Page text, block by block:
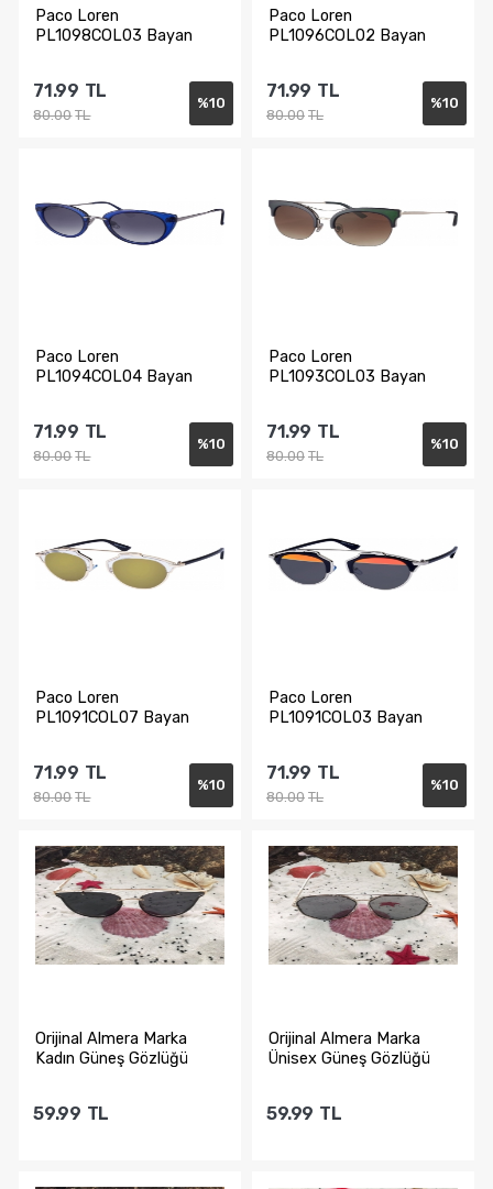
Paco Loren
PL1098COL03 Bayan
%10
71.99 TL
80.00 TL
Paco Loren
PL1096COL02 Bayan
%10
71.99 TL
80.00 TL
Paco Loren
PL1094COL04 Bayan
%10
71.99 TL
80.00 TL
Paco Loren
PL1093COL03 Bayan
%10
71.99 TL
80.00 TL
Paco Loren
PL1091COL07 Bayan
%10
71.99 TL
80.00 TL
Sepete Ekle
Paco Loren
PL1091COL03 Bayan
%10
71.99 TL
80.00 TL
Sepete Ekle
Orijinal Almera Marka
Kadın Güneş Gözlüğü
59.99 TL
Orijinal Almera Marka
Ünisex Güneş Gözlüğü
59.99 TL